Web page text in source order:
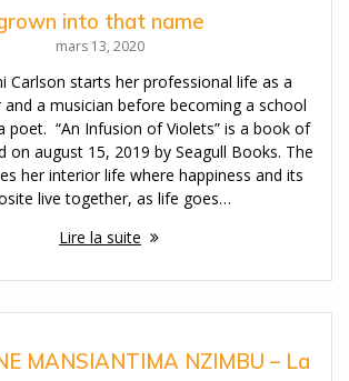
into that name
mars 13, 2020
Carlson starts her professional life as a
and a musician before becoming a school
poet. “An Infusion of Violets” is a book of
on august 15, 2019 by Seagull Books. The
her interior life where happiness and its
live together, as life goes…
Lire la suite
MANSIANTIMA NZIMBU – La